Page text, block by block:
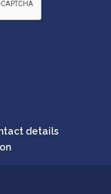
details